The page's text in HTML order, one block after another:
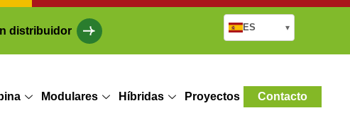
distribuidor ES ▾
Modulares Híbridas Proyectos Contacto